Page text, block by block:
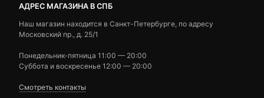
АДРЕС МАГАЗИНА В СПБ
Наш магазин находится в Санкт-Петербурге, по адресу
Московский пр., д. 25/1
Понедельник-пятница 11:00 — 20:00
Суббота и воскресенье 12:00 — 20:00
Смотреть контакты